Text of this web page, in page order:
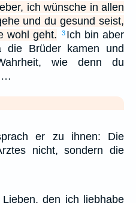
ich wünsche in allen
und du gesund seist,
wohl geht.
3 Ich bin aber
die Brüder kamen und
wie denn du
er zu ihnen: Die
nicht, sondern die
den ich liebhabe